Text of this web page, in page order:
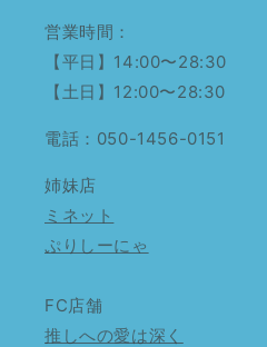
営業時間：
【平日】14:00〜28:30
【土日】12:00〜28:30
電話：050-1456-0151
姉妹店
ミネット
ぷりしーにゃ
FC店舗
推しへの愛は深く